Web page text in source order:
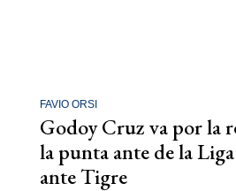
FAVIO ORSI
Godoy Cruz va por la
la punta ante de la
ante Tigre